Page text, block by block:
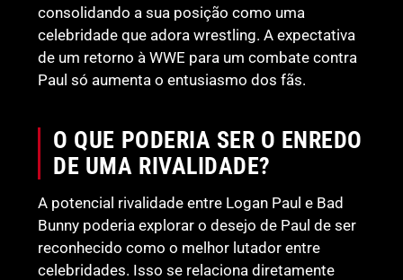
consolidando a sua posição como uma
celebridade que adora wrestling. A expectativa
de um retorno à WWE para um combate contra
Paul só aumenta o entusiasmo dos fãs.
O QUE PODERIA SER O ENREDO
DE UMA RIVALIDADE?
A potencial rivalidade entre Logan Paul e Bad
Bunny poderia explorar o desejo de Paul de ser
reconhecido como o melhor lutador entre
celebridades. Isso se relaciona diretamente